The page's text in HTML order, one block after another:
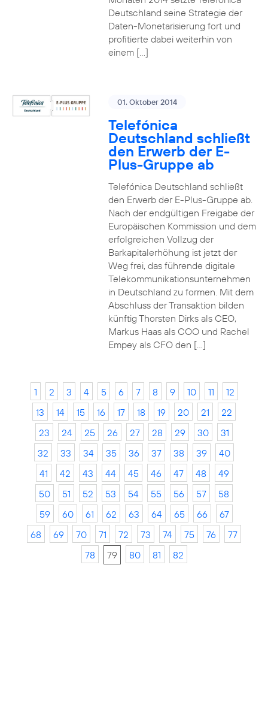
Deutschland seine Strategie der
Daten-Monetarisierung fort und
profitierte dabei weiterhin von
einem […]
01. Oktober 2014
Telefónica
Deutschland schließt
den Erwerb der E-
Plus-Gruppe ab
Telefónica Deutschland schließt
den Erwerb der E-Plus-Gruppe ab.
Nach der endgültigen Freigabe der
Europäischen Kommission und dem
erfolgreichen Vollzug der
Barkapitalerhöhung ist jetzt der
Weg frei, das führende digitale
Telekommunikationsunternehmen
in Deutschland zu formen. Mit dem
Abschluss der Transaktion bilden
künftig Thorsten Dirks als CEO,
Markus Haas als COO und Rachel
Empey als CFO den […]
1 2 3 4 5 6 7 8 9 10 11
12
13
14 15 16 17 18 19 20 21
22
23
24 25 26 27 28 29 30
31
32
33 34 35 36 37 38 39
40
41
42 43 44 45 46 47 48
49
50
51 52 53 54 55 56 57
58
59
60 61 62 63 64 65 66
67
68
69 70 71 72 73 74 75 76
77
78
79 80 81 82